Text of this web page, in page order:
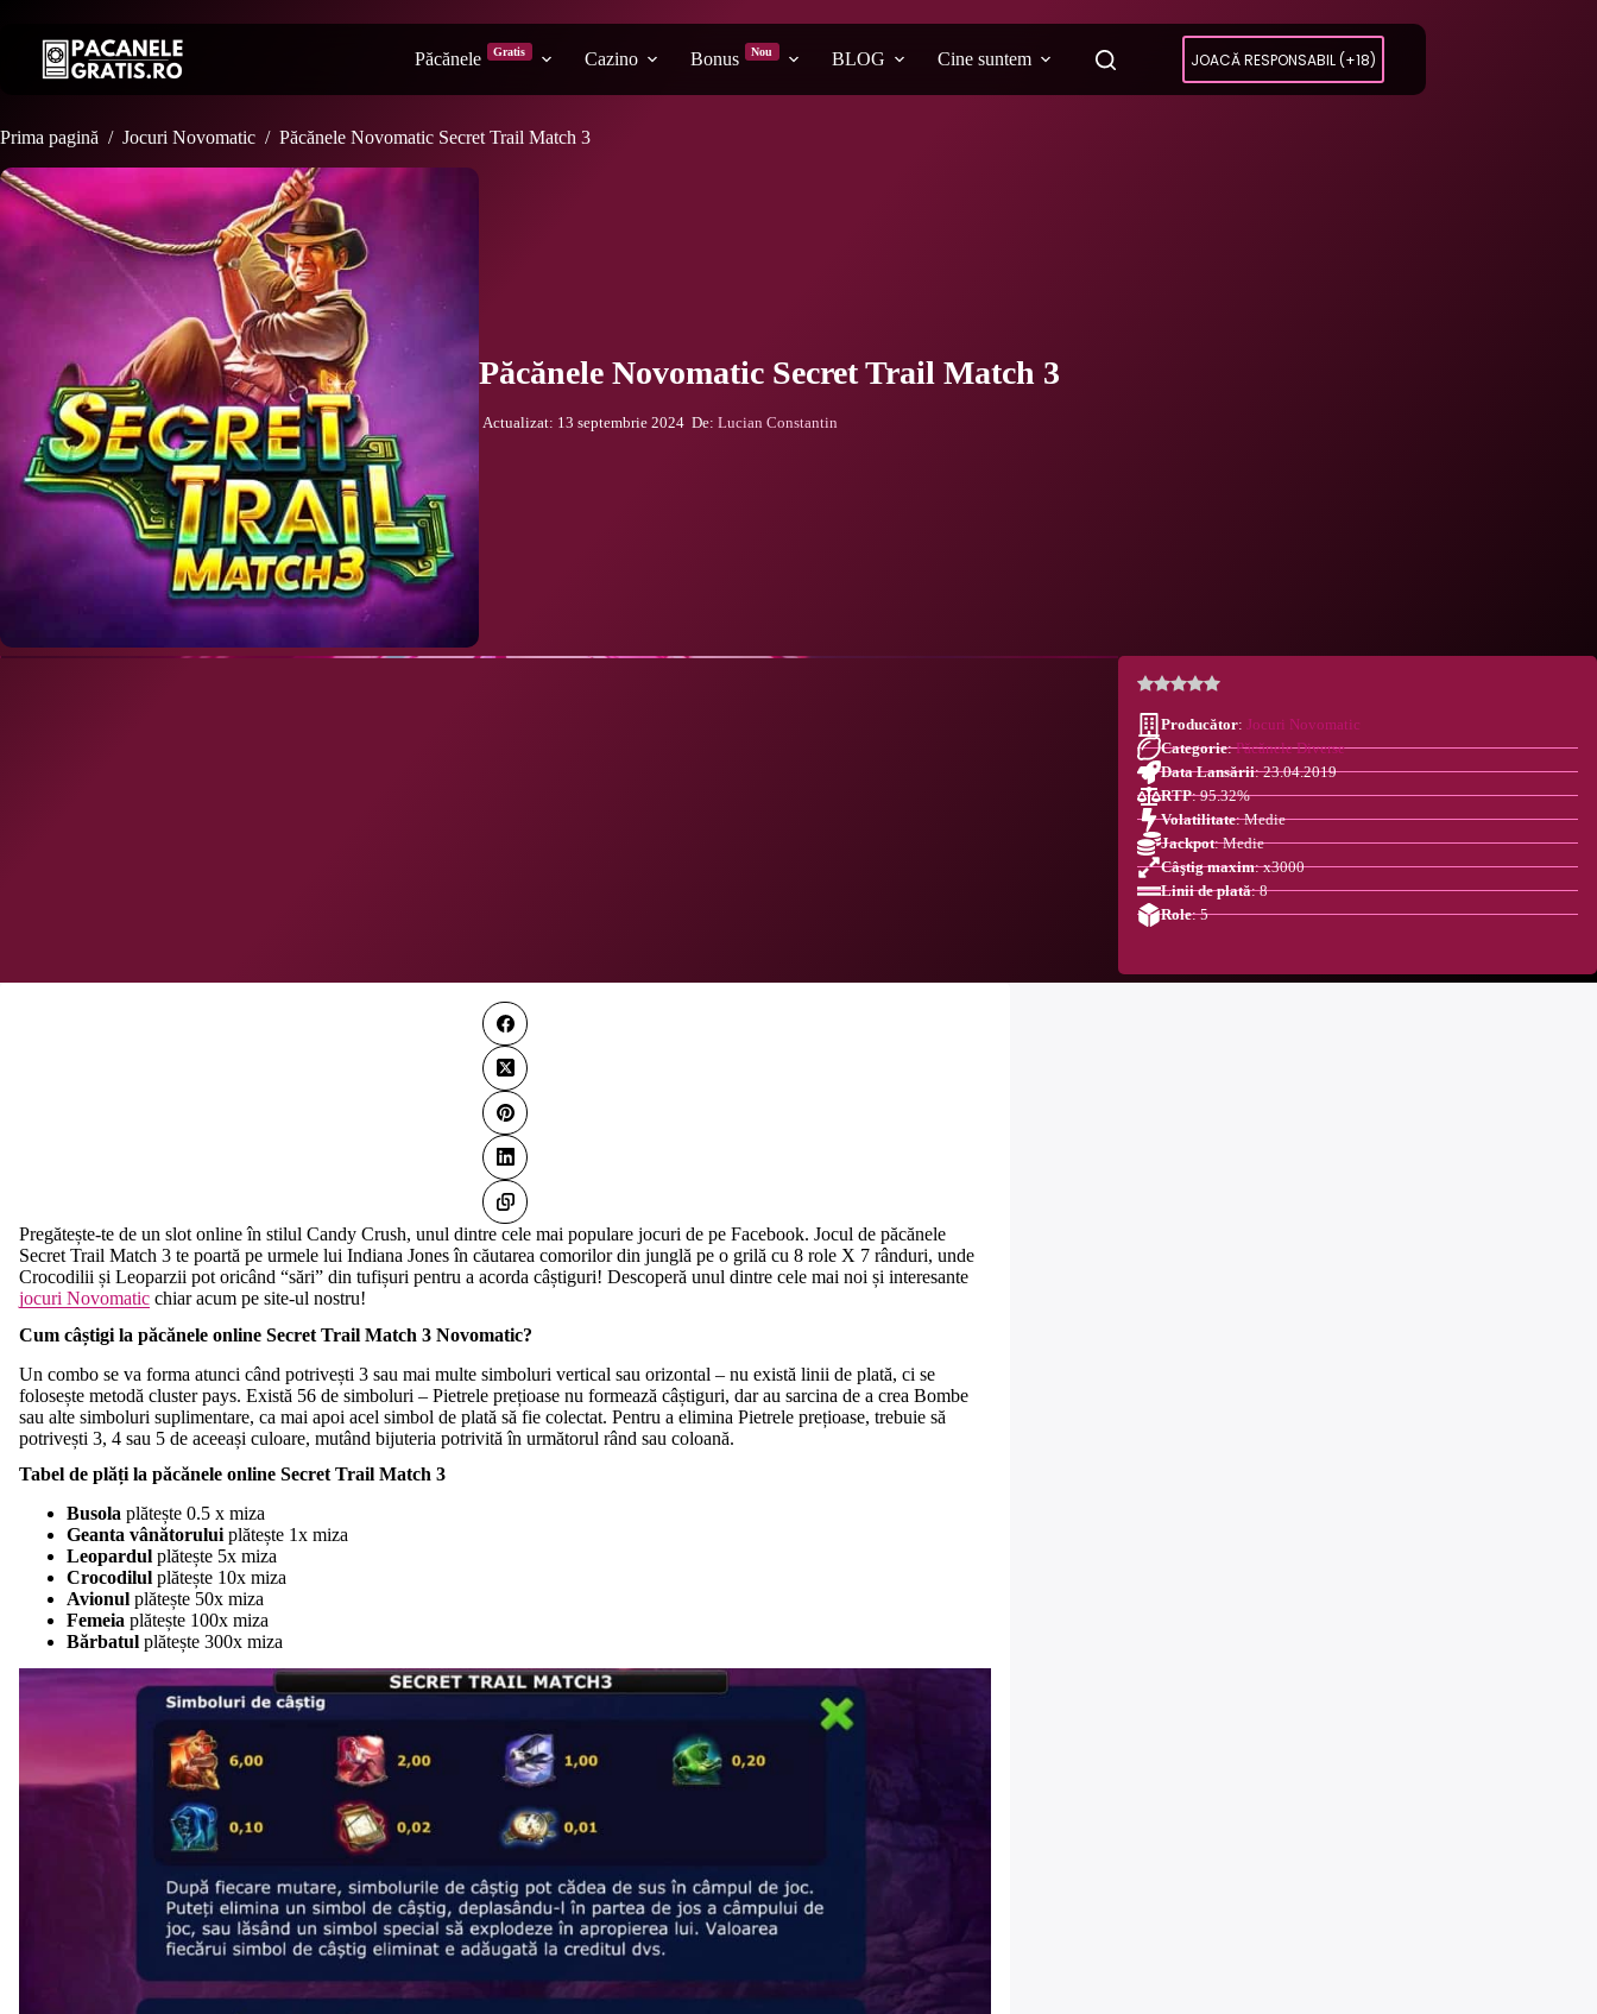
conținut
Păcănele Gratis Cazino Bonus Nou BLOG Cine suntem JOACĂ RESPONSABIL (+18)
Prima pagină / Jocuri Novomatic / Păcănele Novomatic Secret Trail Match 3
Păcănele Novomatic Secret Trail Match 3
Actualizat: 13 septembrie 2024 De:Lucian Constantin
JOACĂ GRATIS
88 Rotiri Fără Depunere + 800 la Prima Depunere
Producător: Jocuri Novomatic
Categorie: Păcănele Diverse
Data Lansării: 23.04.2019
RTP: 95.32%
Volatilitate: Medie
Jackpot: Medie
Câştig maxim: x3000
Linii de plată: 8
Role: 5
Pregătește-te de un slot online în stilul Candy Crush, unul dintre cele mai populare jocuri de pe Facebook. Jocul de păcănele
Secret Trail Match 3 te poartă pe urmele lui Indiana Jones în căutarea comorilor din junglă pe o grilă cu 8 role X 7 rânduri, unde
Crocodilii și Leoparzii pot oricând “sări” din tufișuri pentru a acorda câștiguri! Descoperă unul dintre cele mai noi și interesante
jocuri Novomatic chiar acum pe site-ul nostru!
Cum câștigi la păcănele online Secret Trail Match 3 Novomatic?
Un combo se va forma atunci când potrivești 3 sau mai multe simboluri vertical sau orizontal – nu există linii de plată, ci se
folosește metodă cluster pays. Există 56 de simboluri – Pietrele prețioase nu formează câștiguri, dar au sarcina de a crea Bombe
sau alte simboluri suplimentare, ca mai apoi acel simbol de plată să fie colectat. Pentru a elimina Pietrele prețioase, trebuie să
potrivești 3, 4 sau 5 de aceeași culoare, mutând bijuteria potrivită în următorul rând sau coloană.
Tabel de plăți la păcănele online Secret Trail Match 3
Busola plătește 0.5 x miza
Geanta vânătorului plătește 1x miza
Leopardul plătește 5x miza
Crocodilul plătește 10x miza
Avionul plătește 50x miza
Femeia plătește 100x miza
Bărbatul plătește 300x miza